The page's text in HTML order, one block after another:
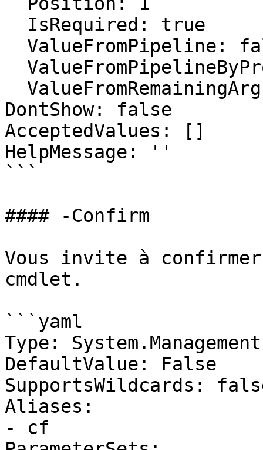
DontShow: false
AcceptedValues: []
HelpMessage: ''
```
#### -Confirm
Vous invite à
cmdlet.
```yaml
Type:
DefaultValue: False
SupportsWildcards:
Aliases:
- cf